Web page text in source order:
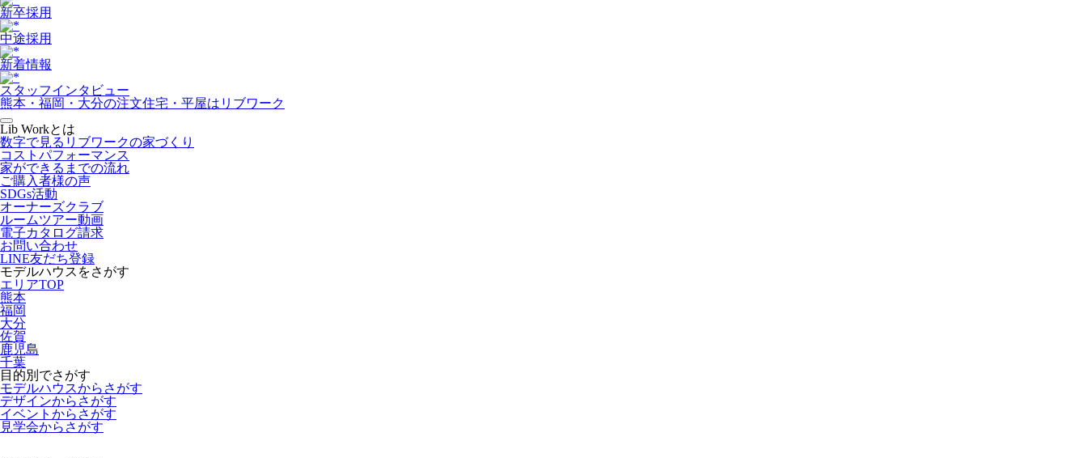
新卒採用
中途採用
新着情報
スタッフインタビュー
熊本・福岡・大分の注文住宅・平屋はリブワーク
Lib Workとは
数字で見るリブワークの家づくり
コストパフォーマンス
家ができるまでの流れ
ご購入者様の声
SDGs活動
オーナーズクラブ
ルームツアー動画
電子カタログ請求
お問い合わせ
LINE友だち登録
モデルハウスをさがす
エリアTOP
熊本
福岡
大分
佐賀
鹿児島
千葉
目的別でさがす
モデルハウスからさがす
デザインからさがす
イベントからさがす
見学会からさがす